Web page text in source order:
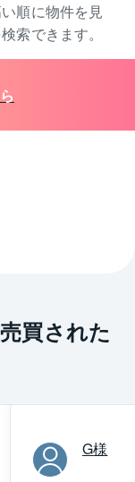
順に物件を 見
索できます。
買された
G様